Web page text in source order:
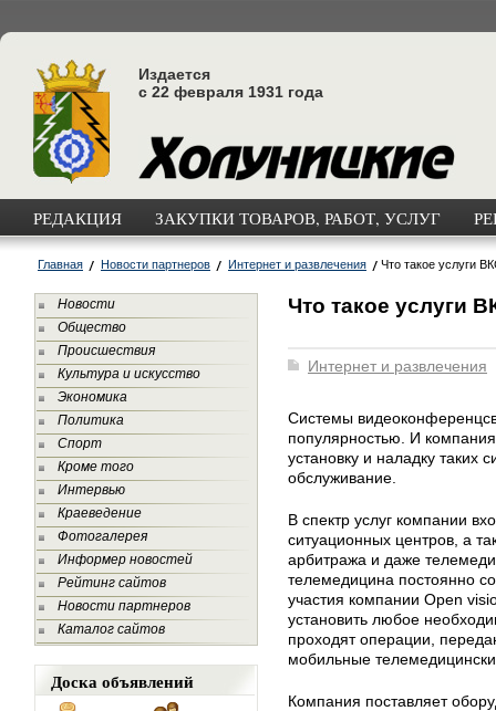
Издается
с 22 февраля 1931 года
РЕДАКЦИЯ ЗАКУПКИ ТОВАРОВ, РАБОТ, УСЛУГ
Главная Новости партнеров Интернет и развлечения Что такое услуги
Новости
Общество
Происшествия
Культура и искусство
Экономика
Политика
Спорт
Кроме того
Интервью
Краеведение
Фотогалерея
Информер новостей
Рейтинг сайтов
Новости партнеров
Каталог сайтов
Доска объявлений
Что такое услуги
Интернет и развлечения
Системы
популярностью. И
установку и наладку таких
обслуживание.
В спектр услуг компании
ситуационных центров, а
арбитража и даже
телемедицина постоянно
участия компании Open
установить любое
проходят операции,
мобильные
Компания поставляет